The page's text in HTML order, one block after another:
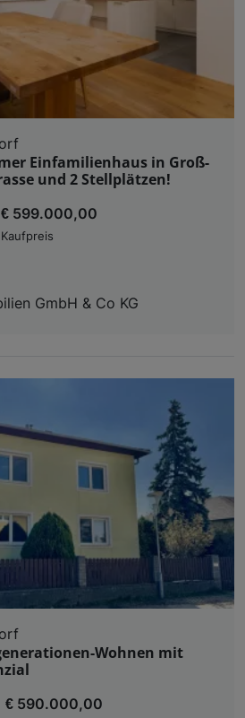
Einfamilienhaus in Groß-
und 2 Stellplätzen!
€ 599.000,00
Kaufpreis
GmbH & Co KG
Wohnen mit
€ 590.000,00